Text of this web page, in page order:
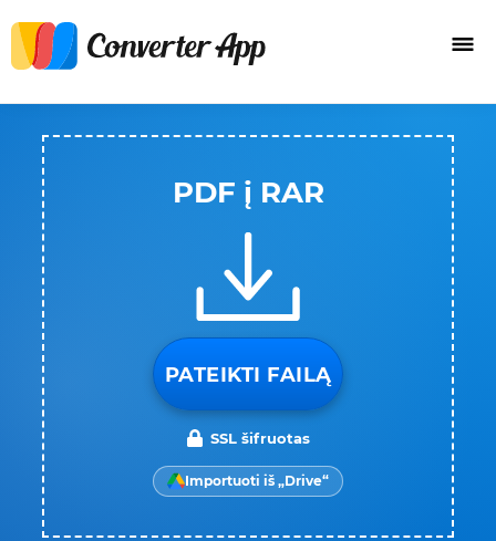
PDF į RAR
PATEIKTI FAILĄ
SSL šifruotas
Importuoti iš „Drive“